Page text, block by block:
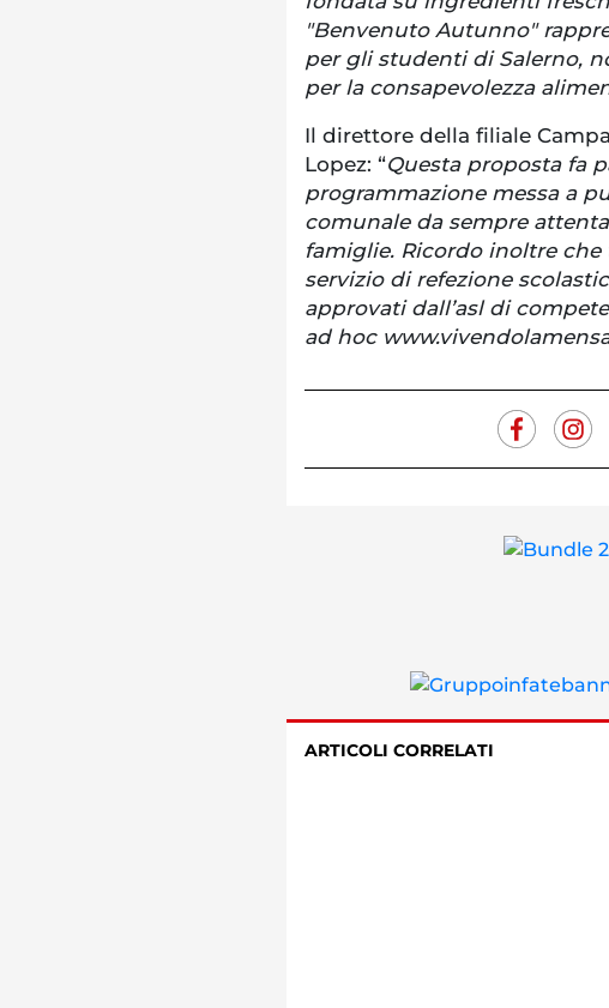
"Benvenuto Autunno"
per gli studenti di Salerno,
per la consapevolezza
Il direttore della filiale
Lopez: “Questa proposta fa
programmazione messa a
comunale da sempre
famiglie. Ricordo inoltre
servizio di refezione
approvati dall’asl di
ad hoc
ARTICOLI CORRELATI